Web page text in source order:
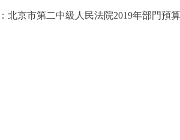
北京市第二中級人民法院2019年部門預